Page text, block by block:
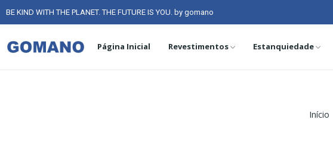
BE KIND WITH THE PLANET. THE FUTURE IS YOU. by gomano
Página Inicial Revestimentos Estanquiedade
Início